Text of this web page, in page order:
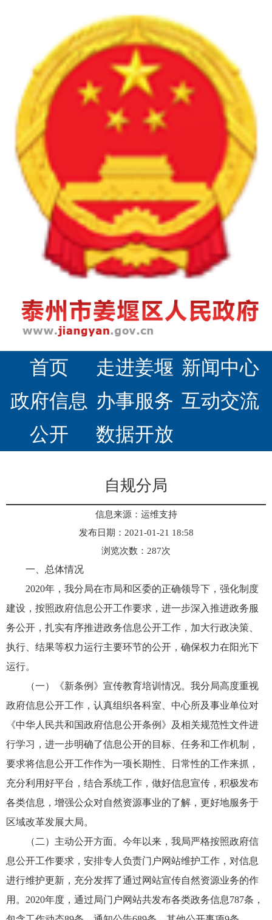
首页 走进姜堰 新闻中心
政府信息
公开
办事服务 互动交流
数据开放
自规分局
信息来源：运维支持
发布日期：2021-01-21 18:58
浏览次数： 287次
一、总体情况
2020年，我分局在市局和区委的正确领导下，强化制度
建设，按照政府信息公开工作要求，进一步深入推进政务服
务公开，扎实有序推进政务信息公开工作，加大行政决策、
执行、结果等权力运行主要环节的公开，确保权力在阳光下
运行。
（一）《新条例》宣传教育培训情况。我分局高度重视
政府信息公开工作，认真组织各科室、中心所及事业单位对
《中华人民共和国政府信息公开条例》及相关规范性文件进
行学习，进一步明确了信息公开的目标、任务和工作机制，
要求将信息公开工作作为一项长期性、日常性的工作来抓，
充分利用好平台，结合系统工作，做好信息宣传，积极发布
各类信息，增强公众对自然资源事业的了解，更好地服务于
区域改革发展大局。
（二）主动公开方面。今年以来，我局严格按照政府信
息公开工作要求，安排专人负责门户网站维护工作，对信息
进行维护更新，充分发挥了通过网站宣传自然资源业务的作
用。2020年度，通过局门户网站共发布各类政务信息787条，